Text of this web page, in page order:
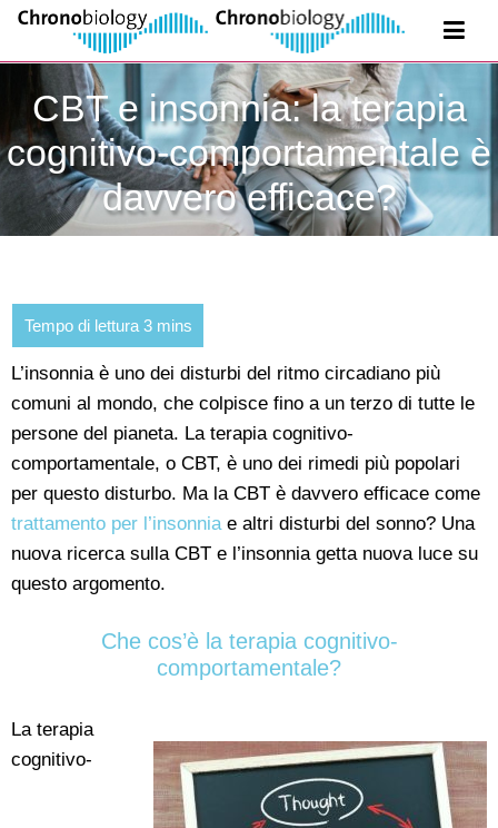
CBT e insonnia: la terapia
cognitivo-comportamentale è
davvero efficace?
L’insonnia è uno dei disturbi del ritmo circadiano più
comuni al mondo, che colpisce fino a un terzo di tutte le
persone del pianeta. La terapia cognitivo-
comportamentale, o CBT, è uno dei rimedi più popolari
per questo disturbo. Ma la CBT è davvero efficace come
trattamento per l’insonniae altri disturbi del sonno? Una
nuova ricerca sulla CBT e l’insonnia getta nuova luce su
questo argomento.
Che cos’è la terapia cognitivo-
comportamentale?
La terapia
cognitivo-